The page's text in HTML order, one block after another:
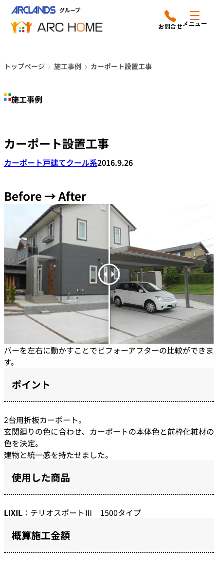
ッ
アークホームについて
施工事例
店舗案内
会社情報
よくあるご質問
サイトマップ
採用情報はこちら
メニュー
営業時間は
平日9時から18時までと
電話をかける
トップページ 施工事例 カーポート設置工事
施工事例
カーポート設置工事
カーポート戸建てクール系2016.9.26
Before → After
バーを左右に動かすことでビフォーアフターの比較ができま
す。
ポイント
2台用折板カーポート。
玄関廻りの色に合わせ、カーポートの本体色と前枠化粧材の
色を決定。
建物と統一感を持たせました。
使用した商品
LIXIL ：テリオスポートⅢ 1500タイプ
概算施工金額